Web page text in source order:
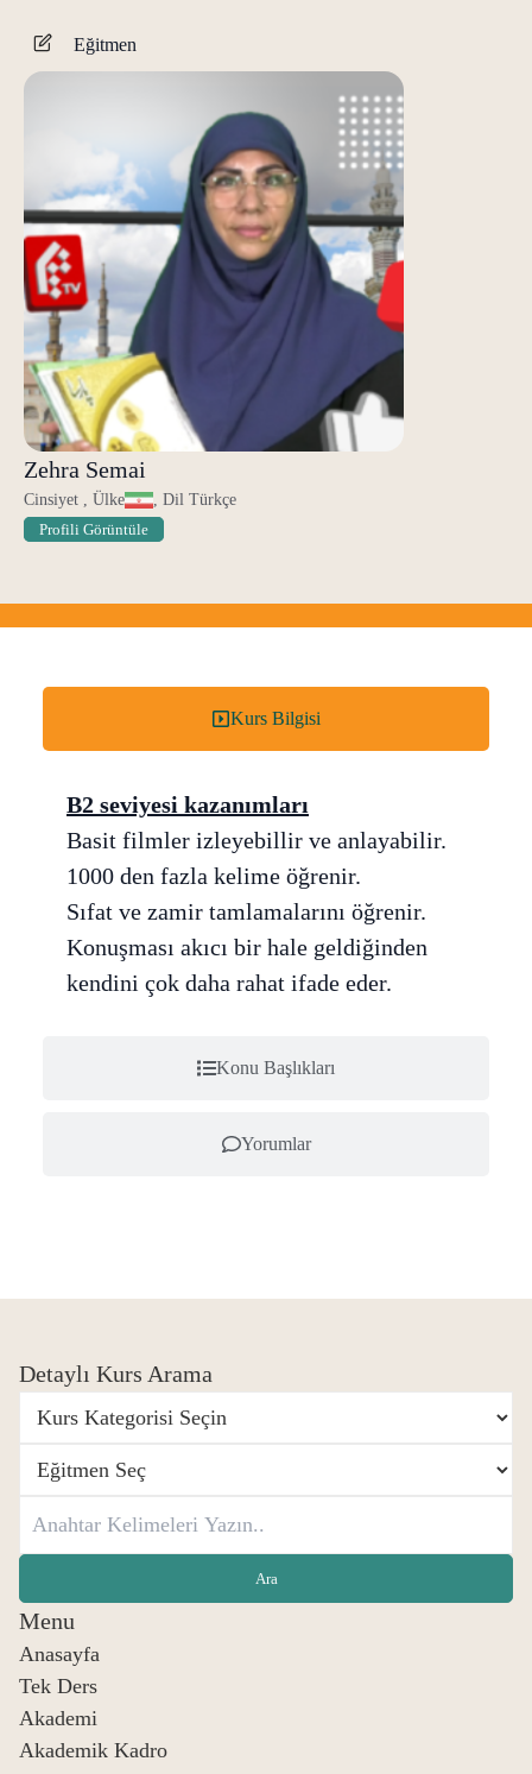
Eğitmen
Zehra Semai
Cinsiyet , Ülke , Dil Türkçe
Profili Görüntüle
Kurs Bilgisi
Konu Başlıkları
Yorumlar
B2 seviyesi kazanımları
Basit filmler izleyebillir ve anlayabilir.
1000 den fazla kelime öğrenir.
Sıfat ve zamir tamlamalarını öğrenir.
Konuşması akıcı bir hale geldiğinden
kendini çok daha rahat ifade eder.
Detaylı Kurs Arama
Menu
Anasayfa
Tek Ders
Akademi
Akademik Kadro